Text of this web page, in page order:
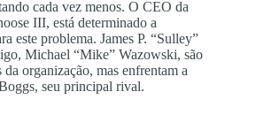
cada vez menos. O CEO da
III, está determinado a
este problema. James P. “Sulley”
Michael “Mike” Wazowski, são
organização, mas enfrentam a
seu principal rival.